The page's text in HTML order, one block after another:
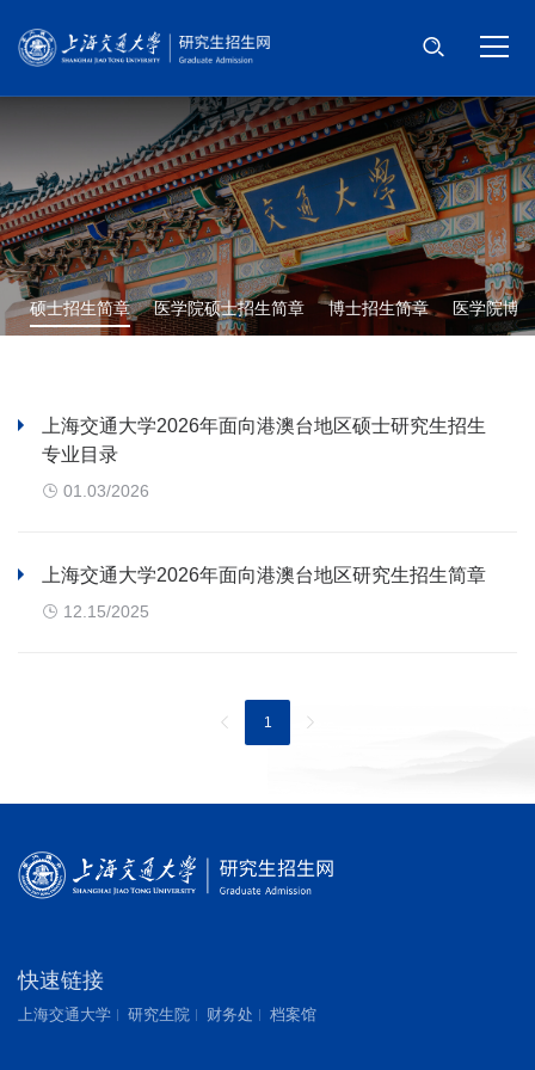
首页
招生简章
网上报名
信息公示
选择身份
信息系统登录
联系我们
硕士招生简章 医学院硕士招生简章 博士招生简章 医学院博
上海交通大学2026年面向港澳台地区硕士研究生招生
专业目录
01.03/2026
上海交通大学2026年面向港澳台地区研究生招生简章
12.15/2025
1
快速链接
上海交通大学 研究生院 财务处 档案馆